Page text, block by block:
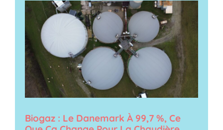
Biogaz : Le Danemark À 99,7 %, Ce